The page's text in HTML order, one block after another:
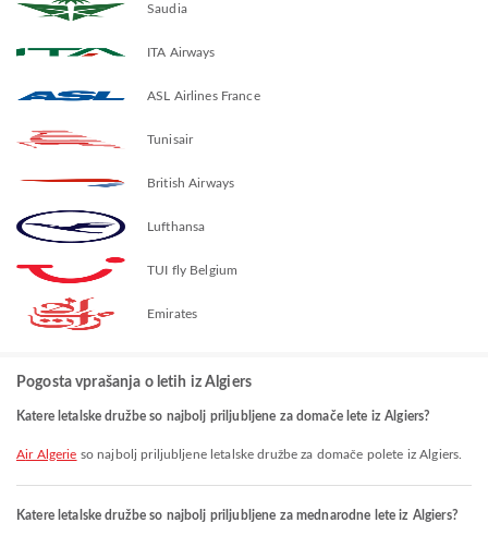
Saudia
ITA Airways
ASL Airlines France
Tunisair
British Airways
Lufthansa
TUI fly Belgium
Emirates
Pogosta vprašanja o letih iz Algiers
Katere letalske družbe so najbolj priljubljene za domače lete iz Algiers?
Air Algerie so najbolj priljubljene letalske družbe za domače polete iz Algiers.
Katere letalske družbe so najbolj priljubljene za mednarodne lete iz Algiers?